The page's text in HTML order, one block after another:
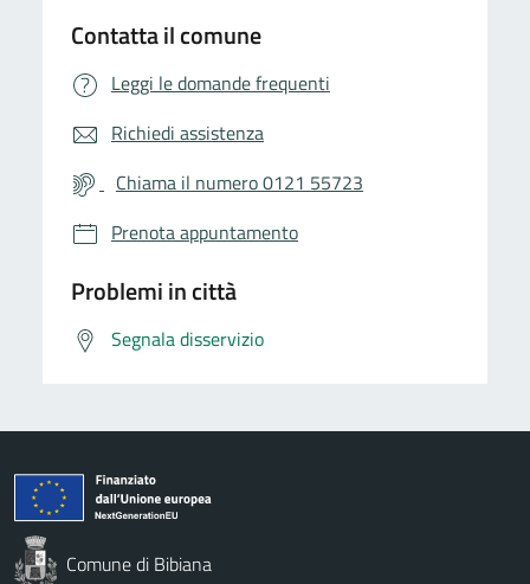
Contatta il comune
Leggi le domande frequenti
Richiedi assistenza
Chiama il numero 0121 55723
Prenota appuntamento
Problemi in città
Segnala disservizio
Comune di Bibiana